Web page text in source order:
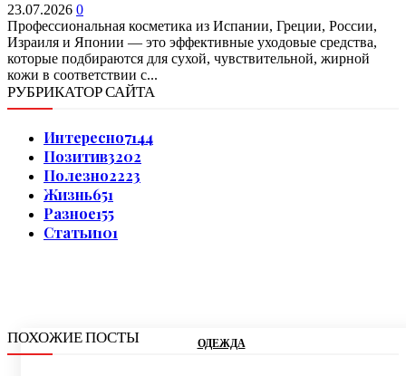
23.07.2026 0
Профессиональная косметика из Испании, Греции, России,
Израиля и Японии — это эффективные уходовые средства,
которые подбираются для сухой, чувствительной, жирной
кожи в соответствии с...
РУБРИКАТОР САЙТА
Интересно7144
Позитив3202
Полезно2223
Жизнь651
Разное155
Статьи101
ПОХОЖИЕ ПОСТЫ ОДЕЖДА